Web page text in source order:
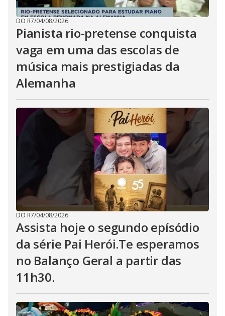
DO R7/04/08/2026
Pianista rio-pretense conquista
vaga em uma das escolas de
música mais prestigiadas da
Alemanha
DO R7/04/08/2026
Assista hoje o segundo epísódio
da série Pai Herói.Te esperamos
no Balanço Geral a partir das
11h30.